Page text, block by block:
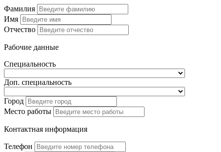
Фамилия
Имя
Отчество
Рабочие данные
Специальность
Доп. специальность
Город
Место работы
Контактная информация
Телефон